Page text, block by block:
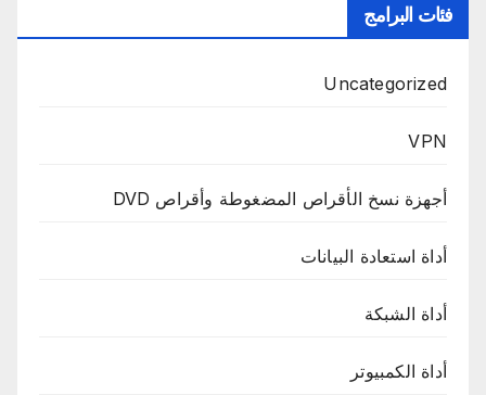
فئات البرامج
Uncategorized
VPN
أجهزة نسخ الأقراص المضغوطة وأقراص DVD
أداة استعادة البيانات
أداة الشبكة
أداة الكمبيوتر